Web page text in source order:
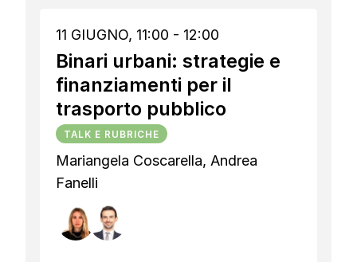
11 GIUGNO, 11:00 - 12:00
Binari urbani: strategie e
finanziamenti per il
trasporto pubblico
TALK E RUBRICHE
Mariangela Coscarella, Andrea
Fanelli